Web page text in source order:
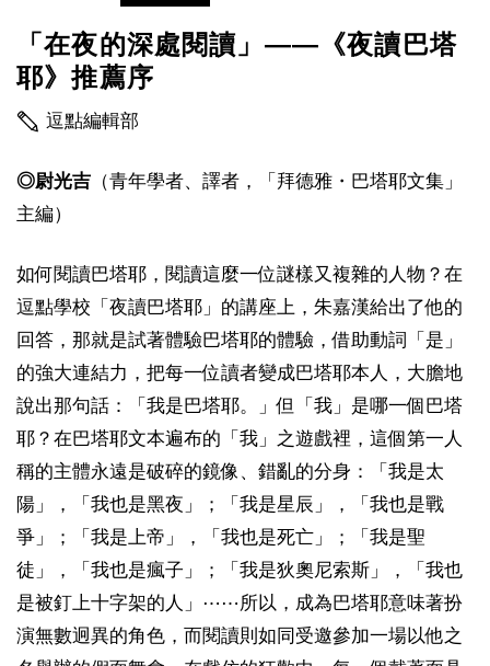
「在夜的深處閱讀」——《夜讀巴塔
耶》推薦序
逗點編輯部
◎尉光吉 （青年學者、譯者，「拜德雅・巴塔耶文集」
主編）
如何閱讀巴塔耶，閱讀這麼一位謎樣又複雜的人物？在
逗點學校「夜讀巴塔耶」的講座上，朱嘉漢給出了他的
回答，那就是試著體驗巴塔耶的體驗，借助動詞「是」
的強大連結力，把每一位讀者變成巴塔耶本人，大膽地
說出那句話：「我是巴塔耶。」但「我」是哪一個巴塔
耶？在巴塔耶文本遍布的「我」之遊戲裡，這個第一人
稱的主體永遠是破碎的鏡像、錯亂的分身：「我是太
陽」，「我也是黑夜」；「我是星辰」，「我也是戰
爭」；「我是上帝」，「我也是死亡」；「我是聖
徒」，「我也是瘋子」；「我是狄奧尼索斯」，「我也
是被釘上十字架的人」⋯⋯所以，成為巴塔耶意味著扮
演無數迥異的角色，而閱讀則如同受邀參加一場以他之